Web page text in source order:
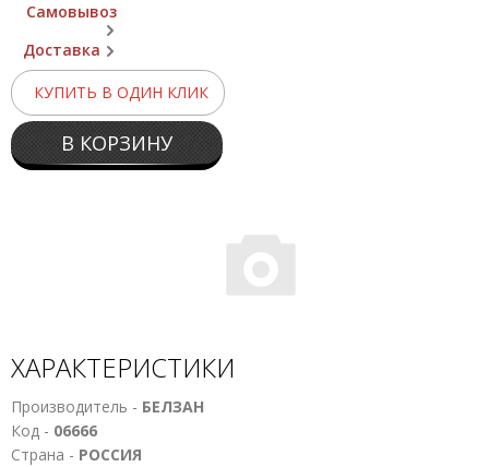
Самовывоз
Доставка
КУПИТЬ В ОДИН КЛИК
В КОРЗИНУ
ХАРАКТЕРИСТИКИ
Производитель - БЕЛЗАН
Код - 06666
Страна - РОССИЯ